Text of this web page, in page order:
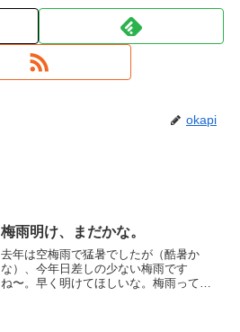
okapi
梅雨明け、まだかな。
去年は空梅雨で猛暑でしたが（酷暑か
な）、今年日差しの少ない梅雨です
ね〜。早く明けてほしいな。梅雨って英